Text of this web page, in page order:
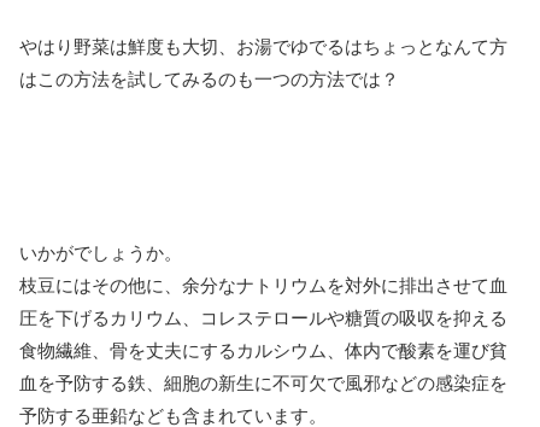
やはり野菜は鮮度も大切、お湯でゆでるはちょっとなんて方
はこの方法を試してみるのも一つの方法では？
いかがでしょうか。
枝豆にはその他に、余分なナトリウムを対外に排出させて血
圧を下げるカリウム、コレステロールや糖質の吸収を抑える
食物繊維、骨を丈夫にするカルシウム、体内で酸素を運び貧
血を予防する鉄、細胞の新生に不可欠で風邪などの感染症を
予防する亜鉛なども含まれています。